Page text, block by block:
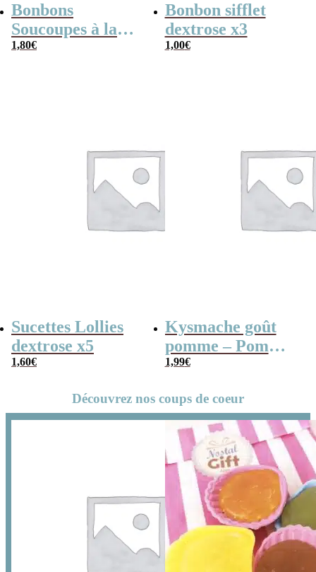
Bonbons
Soucoupes à la
poudre (x20)
1,80€
Bonbon sifflet
dextrose x3
1,00€
Sucettes Lollies
dextrose x5
1,60€
Kysmache goût
pomme – Pom
Pom x 20
1,99€
Découvrez nos coups de coeur